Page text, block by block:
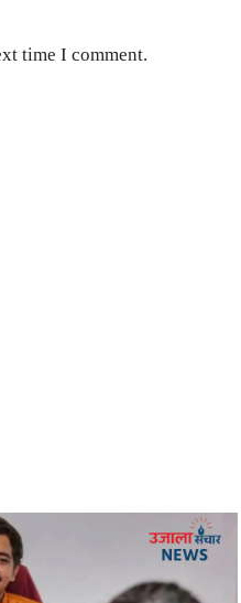
time I comment.